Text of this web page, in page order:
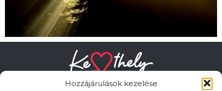
Hozzájárulások kezelése